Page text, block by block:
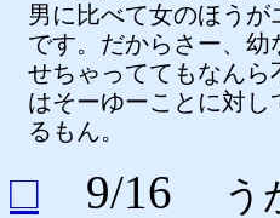
男に比べて女のほう
です。だからさー、
せちゃっててもなん
はそーゆーことに対
るもん。
□ 9/16 う